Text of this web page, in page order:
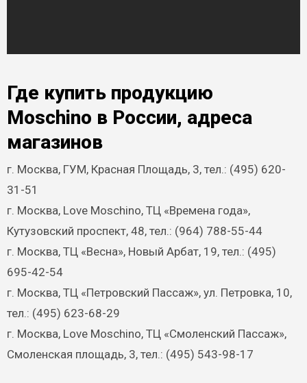
Где купить продукцию
Moschino в России, адреса
магазинов
г. Москва, ГУМ, Красная Площадь, 3, тел.: (495) 620-
31-51
г. Москва, Love Moschino, ТЦ «Времена года»,
Кутузовский проспект, 48, тел.: (964) 788-55-44
г. Москва, ТЦ «Весна», Новый Арбат, 19, тел.: (495)
695-42-54
г. Москва, ТЦ «Петровский Пассаж», ул. Петровка, 10,
тел.: (495) 623-68-29
г. Москва, Love Moschino, ТЦ «Смоленский Пассаж»,
Смоленская площадь, 3, тел.: (495) 543-98-17